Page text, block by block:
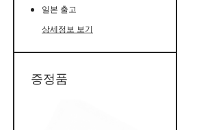
일본 출고
상세정보 보기
증정품